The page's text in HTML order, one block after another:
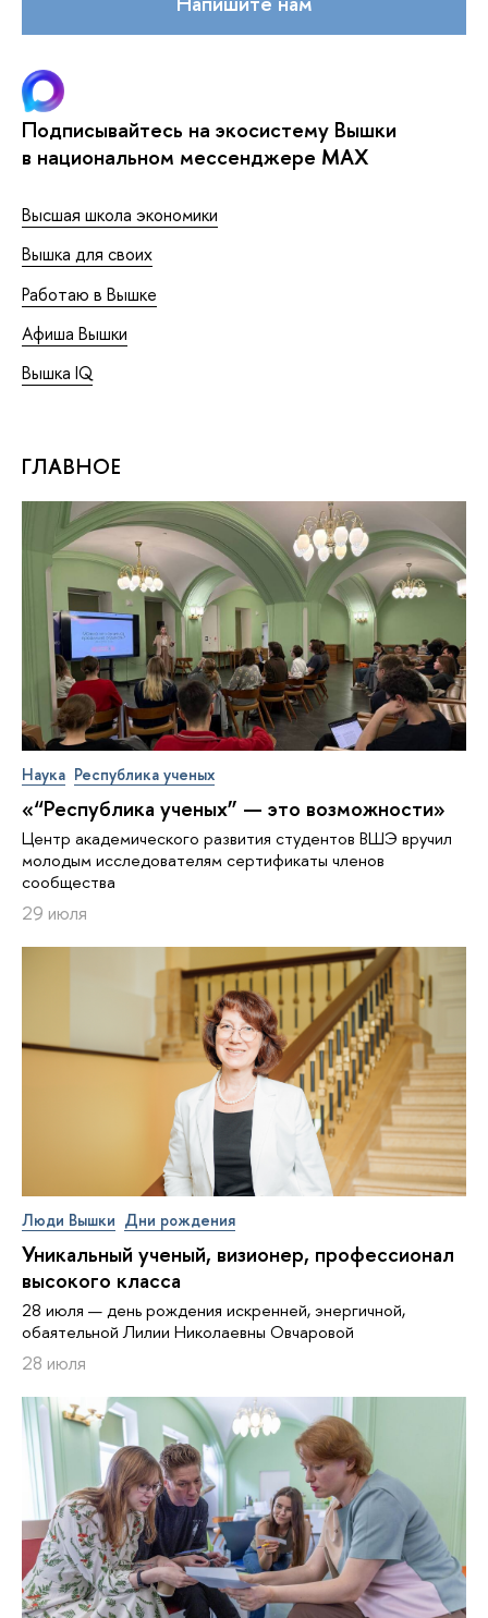
Подписывайтесь на экосистему Вышки
в национальном мессенджере MAX
Высшая школа экономики
Вышка для своих
Работаю в Вышке
Афиша Вышки
Вышка IQ
ГЛАВНОЕ
Наука Республика ученых
«“Республика ученых” — это возможности»
Центр академического развития студентов ВШЭ вручил
молодым исследователям сертификаты членов
сообщества
29 июля
Люди Вышки Дни рождения
Уникальный ученый, визионер, про­фес­си­о­нал
высокого класса
28 июля — день рождения искренней, энергичной,
обаятельной Лилии Николаевны Овчаровой
28 июля